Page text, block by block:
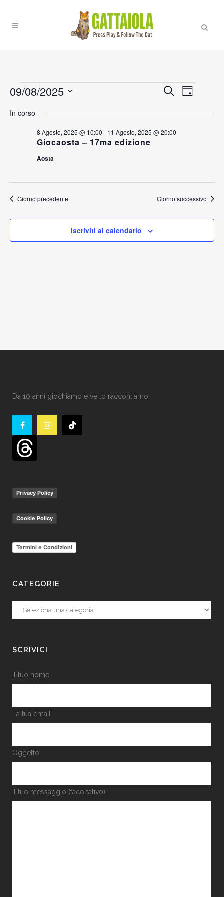
Eventi
for
Agosto,
2025
EVENTI
Cerca
Giorno
09/08/2025
la
In corso
Giocaosta – 17ma edizione
8 Agosto, 2025 @ 10:00 - 11 Agosto, 2025 @ 20:00
Aosta
Giorno precedente Giorno successivo
Iscriviti al calendario
Da 10 anni giochiamo e ve lo raccontiamo.
Privacy Policy
Cookie Policy
Termini e Condizioni
CATEGORIE
Categorie
SCRIVICI
Il tuo nome
La tua email
Oggetto
Il tuo messaggio (facoltativo)